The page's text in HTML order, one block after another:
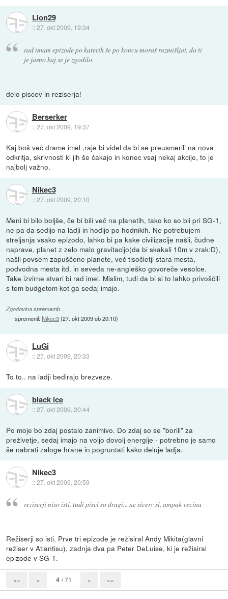
Lion29
::27. okt 2009, 19:34
rad imam epizode po katerih še po koncu moraš razmišljat, da ti
je jasno kaj se je zgodilo.
delo piscev in reziserja!
Berserker
::27. okt 2009, 19:37
Kaj boš več drame imel ,raje bi videl da bi se preusmerili na nova
odkritja, skrivnosti ki jih še čakajo in konec vsaj nekaj akcije, to je
najbolj važno.
Nikec3
::27. okt 2009, 20:10
Meni bi bilo boljše, če bi bili več na planetih, tako ko so bli pri SG-1,
ne pa da sedijo na ladji in hodijo po hodnikih. Ne potrebujem
streljanja vsako epizodo, lahko bi pa kake civilizacije našli, čudne
naprave, planet z zelo malo gravitacijo(da bi skakali 10m v zrak:D),
našli povsem zapuščene planete, več tisočletji stara mesta,
podvodna mesta itd. in seveda ne-angleško govoreče vesolce.
Take izvirne stvari bi rad imel. Mislim, tudi da bi si to lahko privoščili
s tem budgetom kot ga sedaj imajo.
Zgodovina sprememb…
spremenil:Nikec3(27. okt 2009 ob 20:10)
LuGi
::27. okt 2009, 20:33
To to.. na ladji bedirajo brezveze.
black ice
::27. okt 2009, 20:44
Po moje bo zdaj postalo zanimivo. Do zdaj so se "borili" za
preživetje, sedaj imajo na voljo dovolj energije - potrebno je samo
še nabrati zaloge hrane in pogruntati kako deluje ladja.
Nikec3
::27. okt 2009, 20:59
reziserji niso isti, tudi pisci so drugi... ne sicerv si, ampak vecina
Režiserji so isti. Prve tri epizode je režisiral Andy Mikita(glavni
režiser v Atlantisu), zadnja dva pa Peter DeLuise, ki je režisiral
epizode v SG-1.
«« « 4 / 71 » »»